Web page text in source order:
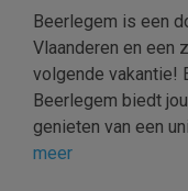
Beerlegem is een
Vlaanderen en een
volgende vakantie!
Beerlegem biedt
genieten van een
meer